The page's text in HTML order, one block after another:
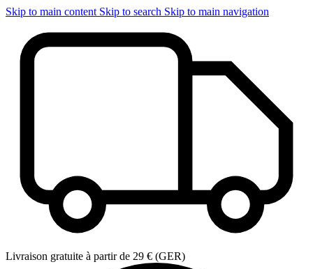
Skip to main content Skip to search Skip to main navigation
Livraison gratuite à partir de 29 € (GER)